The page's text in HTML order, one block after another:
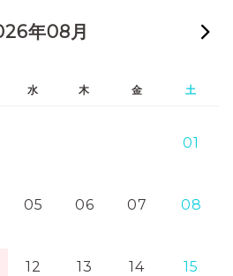
年08月
水 木 金 土
01
05 06 07 08
12 13 14 15